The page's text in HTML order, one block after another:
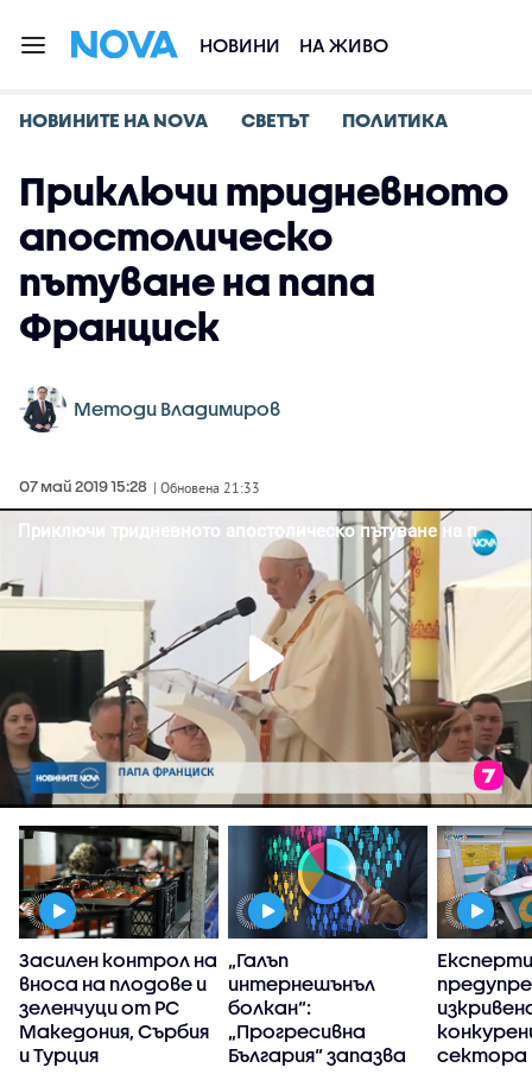
НОВИНИ НА ЖИВО
НОВИНИТЕ НА NOVA СВЕТЪТ ПОЛИТИКА
Приключи тридневното
апостолическо
пътуване на папа
Франциск
Методи Владимиров
07 май 2019 15:28 | Обновена 21:33
Засилен контрол на
вноса на плодове и
зеленчуци от РС
Македония, Сърбия
и Турция
„Галъп
интернешънъл
болкан“:
„Прогресивна
България“ запазва
Експерти
сектора